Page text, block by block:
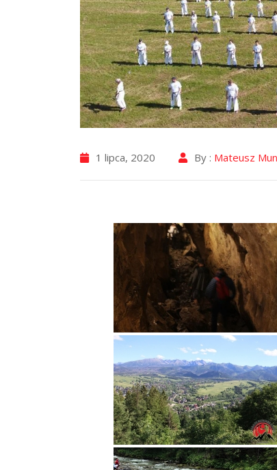
1 lipca, 2020 By : Mateusz